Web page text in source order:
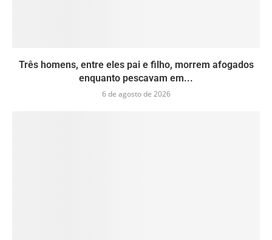
Três homens, entre eles pai e filho, morrem afogados
enquanto pescavam em...
6 de agosto de 2026